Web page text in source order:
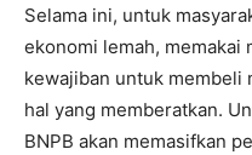
Selama ini, untuk
ekonomi lemah, memakai
kewajiban untuk membeli
hal yang memberatkan.
BNPB akan memasifkan